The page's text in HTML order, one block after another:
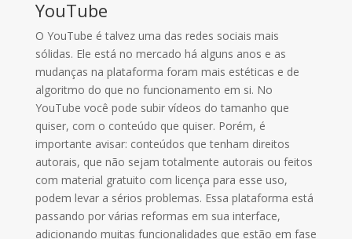
YouTube
O YouTube é talvez uma das redes sociais mais
sólidas. Ele está no mercado há alguns anos e as
mudanças na plataforma foram mais estéticas e de
algoritmo do que no funcionamento em si. No
YouTube você pode subir vídeos do tamanho que
quiser, com o conteúdo que quiser. Porém, é
importante avisar: conteúdos que tenham direitos
autorais, que não sejam totalmente autorais ou feitos
com material gratuito com licença para esse uso,
podem levar a sérios problemas. Essa plataforma está
passando por várias reformas em sua interface,
adicionando muitas funcionalidades que estão em fase